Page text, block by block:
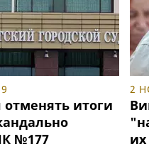
отменять итоги
№177
2